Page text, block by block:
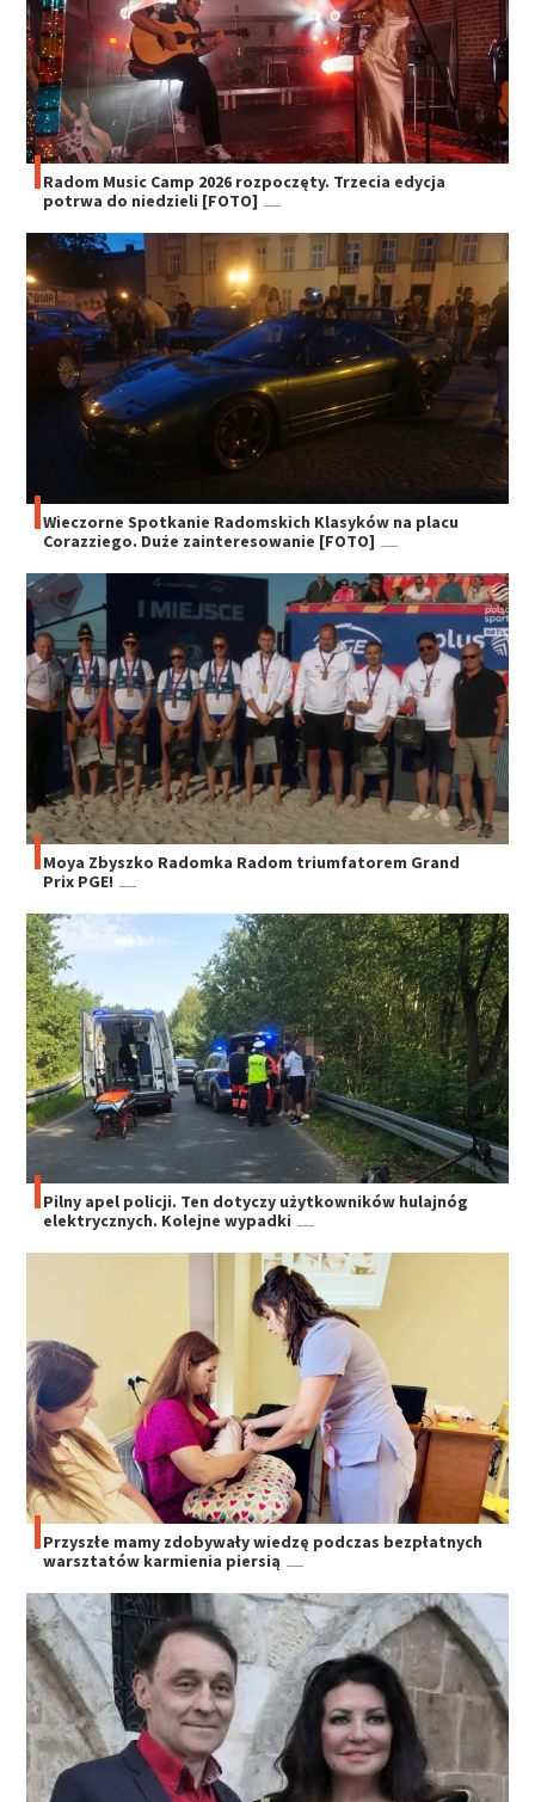
Radom Music Camp 2026 rozpoczęty. Trzecia edycja
potrwa do niedzieli [FOTO]
Wieczorne Spotkanie Radomskich Klasyków na placu
Corazziego. Duże zainteresowanie [FOTO]
Moya Zbyszko Radomka Radom triumfatorem Grand
Prix PGE!
Pilny apel policji. Ten dotyczy użytkowników hulajnóg
elektrycznych. Kolejne wypadki
Przyszłe mamy zdobywały wiedzę podczas bezpłatnych
warsztatów karmienia piersią